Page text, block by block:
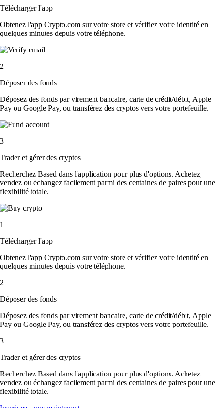
Télécharger l'app
Obtenez l'app Crypto.com sur votre store et vérifiez votre identité en
quelques minutes depuis votre téléphone.
2
Déposer des fonds
Déposez des fonds par virement bancaire, carte de crédit/débit, Apple
Pay ou Google Pay, ou transférez des cryptos vers votre portefeuille.
3
Trader et gérer des cryptos
Recherchez Based dans l'application pour plus d'options. Achetez,
vendez ou échangez facilement parmi des centaines de paires pour une
flexibilité totale.
1
Télécharger l'app
Obtenez l'app Crypto.com sur votre store et vérifiez votre identité en
quelques minutes depuis votre téléphone.
2
Déposer des fonds
Déposez des fonds par virement bancaire, carte de crédit/débit, Apple
Pay ou Google Pay, ou transférez des cryptos vers votre portefeuille.
3
Trader et gérer des cryptos
Recherchez Based dans l'application pour plus d'options. Achetez,
vendez ou échangez facilement parmi des centaines de paires pour une
flexibilité totale.